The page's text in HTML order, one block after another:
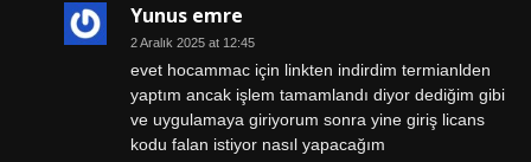
Yunus emre
2 Aralık 2025 at 12:45
evet hocammac için linkten indirdim termianlden
yaptım ancak işlem tamamlandı diyor dediğim gibi
ve uygulamaya giriyorum sonra yine giriş licans
kodu falan istiyor nasıl yapacağım